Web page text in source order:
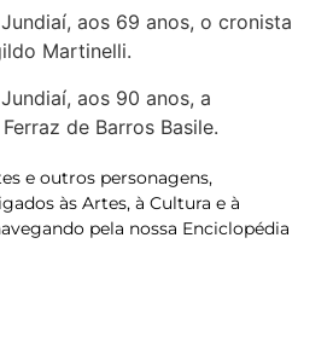
aos 69 anos, o cronista
Martinelli.
aos 90 anos, a
de Barros Basile.
e outros personagens,
às Artes, à Cultura e à
pela nossa Enciclopédia